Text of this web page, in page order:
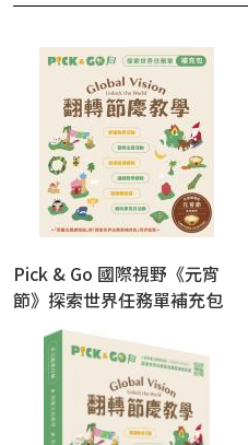
Pick & Go 國際視野《元宵
節》探索世界任務單補充包
（12份/包）